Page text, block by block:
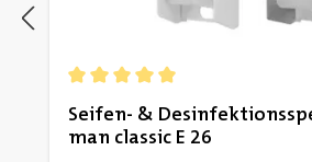
Seifen- &
man classic E 26